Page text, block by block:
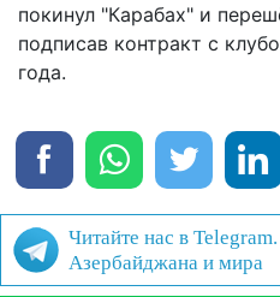
покинул "Карабах" и
подписав контракт с
года.
Читайте нас в
Азербайджана и мира